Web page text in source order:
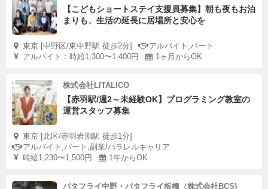
【こどもショートステイ支援員募集】朝も夜もお泊
まりも、生活の延長に居場所と安心を
東京 [中野区/東中野駅 徒歩2分]
アルバイト,パート
アルバイト：時給1,300〜1,400円
1ヶ月からOK
株式会社LITALICO
【赤羽駅/週2～未経験OK】プログラミング教室の
運営スタッフ募集
東京 [北区/赤羽岩淵駅 徒歩1分]
アルバイト,パート,副業/パラレルキャリア
時給1,230〜1,500円
1年からOK
バタフライ中野・バタフライ板橋（株式会社BCS)